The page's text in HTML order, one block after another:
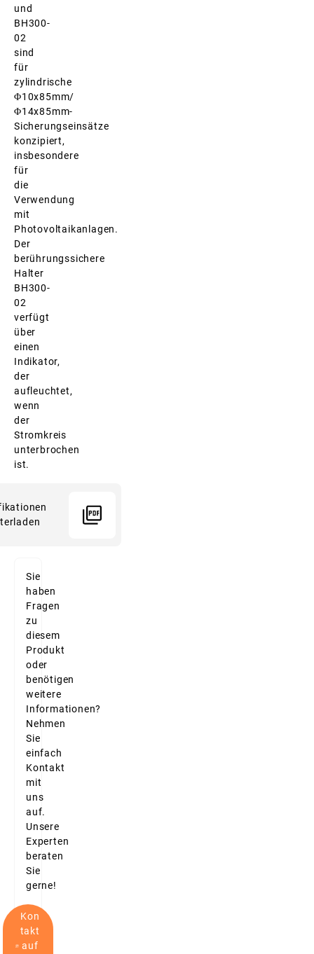
und
BH300-
02
sind
für
zylindrische
Φ10x85mm/
Φ14x85mm-
Sicherungseinsätze
konzipiert,
insbesondere
für
die
Verwendung
mit
Photovoltaikanlagen.
Der
berührungssichere
Halter
BH300-
02
verfügt
über
einen
Indikator,
der
aufleuchtet,
wenn
der
Stromkreis
unterbrochen
ist.
Sie
haben
Fragen
zu
diesem
Produkt
oder
benötigen
weitere
Informationen?
Nehmen
Sie
einfach
Kontakt
mit
uns
auf.
Unsere
Experten
beraten
Sie
gerne!
Kon
takt
auf